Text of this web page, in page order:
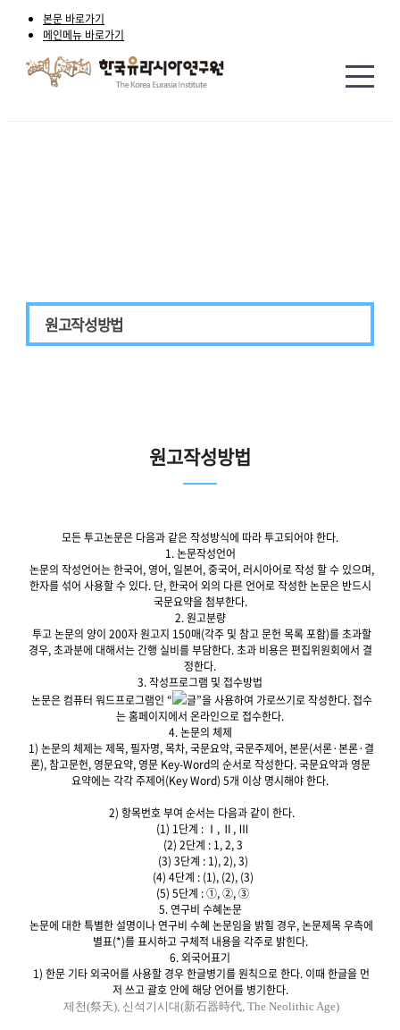
본문 바로가기
메인메뉴 바로가기
원고작성방법
원고작성방법
모든 투고논문은 다음과 같은 작성방식에 따라 투고되어야 한다.
1. 논문작성언어
논문의 작성언어는 한국어, 영어, 일본어, 중국어, 러시아어로 작성 할 수 있으며,
한자를 섞어 사용할 수 있다. 단, 한국어 외의 다른 언어로 작성한 논문은 반드시
국문요약을 첨부한다.
2. 원고분량
투고 논문의 양이 200자 원고지 150매(각주 및 참고 문헌 목록 포함)를 초과할
경우, 초과분에 대해서는 간행 실비를 부담한다. 초과 비용은 편집위원회에서 결
정한다.
3. 작성프로그램 및 접수방법
논문은 컴퓨터 워드프로그램인 “
글”을 사용하여 가로쓰기로 작성한다. 접수
는 홈페이지에서 온라인으로 접수한다.
4. 논문의 체제
1) 논문의 체제는 제목, 필자명, 목차, 국문요약, 국문주제어, 본문(서론·본론·결
론), 참고문헌, 영문요약, 영문 Key-Word의 순서로 작성한다. 국문요약과 영문
요약에는 각각 주제어(Key Word) 5개 이상 명시해야 한다.
2) 항목번호 부여 순서는 다음과 같이 한다.
(1) 1단계 : Ⅰ, Ⅱ, Ⅲ
(2) 2단계 : 1, 2, 3
(3) 3단계 : 1), 2), 3)
(4) 4단계 : (1), (2), (3)
(5) 5단계 : ①, ②, ③
5. 연구비 수혜논문
논문에 대한 특별한 설명이나 연구비 수혜 논문임을 밝힐 경우, 논문제목 우측에
별표(*)를 표시하고 구체적 내용을 각주로 밝힌다.
6. 외국어표기
1) 한문 기타 외국어를 사용할 경우 한글병기를 원칙으로 한다. 이때 한글을 먼
저 쓰고 괄호 안에 해당 언어를 병기한다.
제천(祭天), 신석기시대(新石器時代, The Neolithic Age)